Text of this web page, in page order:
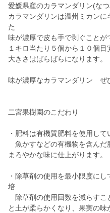
愛媛県産のカラマンダリン(な
カラマンダリンは温州ミカン
た
味が濃厚で皮も手で剥ぐことが
１キロ当たり５個から１０個目
大きさはばらばらになります。
味が濃厚なカラマンダリン
二宮果樹園のこだわり
・肥料は有機質肥料を使用して
魚かすなどの有機物を含んだ
まろやかな味に仕上がります。
・除草剤の使用を最小限度に
培
除草剤の使用回数を減らすこ
と土が柔らかくなり、果実の味